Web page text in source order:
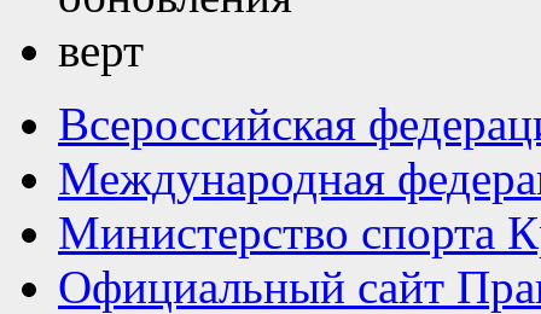
Всероссийская
Международная
Министерство спорта
Официальный сайт